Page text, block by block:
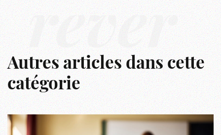
rêver
Autres articles dans cette
catégorie